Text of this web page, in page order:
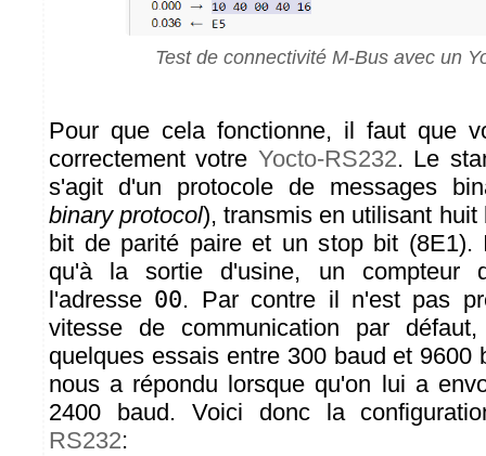
Test de connectivité M-Bus avec un
Pour que cela fonctionne, il faut que
correctement votre Yocto-RS232. Le
s'agit d'un protocole de messages
binary protocol), transmis en utilisant
bit de parité paire et un stop bit (8E1).
qu'à la sortie d'usine, un compteur
l'adresse 00. Par contre il n'est pas
vitesse de communication par
quelques essais entre 300 baud et 9600
nous a répondu lorsque qu'on lui a
2400 baud. Voici donc la
RS232: